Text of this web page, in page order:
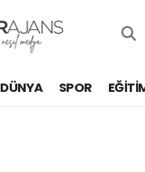
DÜNYA SPOR